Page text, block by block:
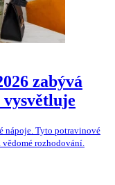
zabývá
nápoje. Tyto potravinové
rozhodování.